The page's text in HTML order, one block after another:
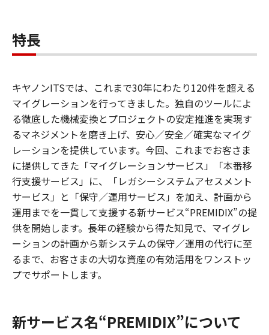
特長
キヤノンITSでは、これまで30年にわたり120件を超える
マイグレーションを行ってきました。独自のツールによ
る徹底した機械変換とプロジェクトの安定推進を実現す
るマネジメントを磨き上げ、安心／安全／確実なマイグ
レーションを提供しています。今回、これまでお客さま
に提供してきた「マイグレーションサービス」「本番移
行支援サービス」に、「レガシーシステムアセスメント
サービス」と「保守／運用サービス」を加え、計画から
運用までを一貫して支援する新サービス“PREMIDIX”の提
供を開始します。長年の経験から得た知見で、マイグレ
ーションの計画から新システムの保守／運用の代行に至
るまで、お客さまの大切な資産の有効活用をワンストッ
プでサポートします。
新サービス名“PREMIDIX”について